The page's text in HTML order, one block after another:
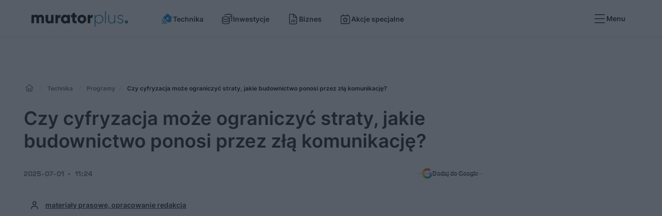
Technika Inwestycje Biznes Akcje specjalne Menu
Technika Programy Czy cyfryzacja może ograniczyć straty, jakie budownictwo ponosi przez złą komunikację?
Czy cyfryzacja może ograniczyć straty, jakie
budownictwo ponosi przez złą komunikację?
materiały prasowe, opracowanie redakcja
2025-07-01 11:24 Dodaj do Google